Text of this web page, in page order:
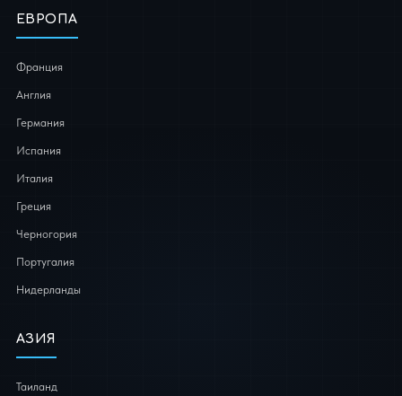
ЕВРОПА
Франция
Англия
Германия
Испания
Италия
Греция
Черногория
Португалия
Нидерланды
АЗИЯ
Таиланд